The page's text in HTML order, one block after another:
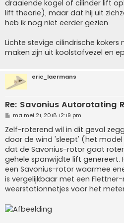
t
draaiende kogel of cilinder lift
lift theorie), maar dat hij uit
heb ik nog niet eerder gezien.
Lichte stevige cilindrische
maken zijn uit koolstofvezel en
eric_laermans
Re: Savonius Autorotating
B
r
i
c
h
t
ma mei 21, 2018 12:19 pm
Zelf-roterend wil in dit geval
door de wind 'sleept' (het
dat de Savonius-rotor gaat
gehele spanwijdte lift genereert.
een Savonius-rotor waarmee
is vergelijkbaar met een
weerstationnetjes voor het